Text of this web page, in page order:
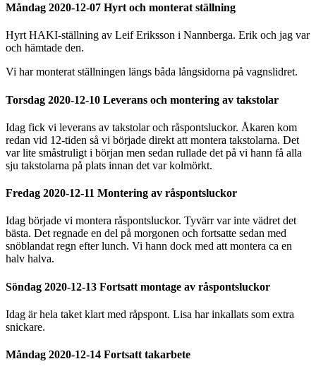
Måndag 2020-12-07 Hyrt och monterat ställning
Hyrt HAKI-ställning av Leif Eriksson i Nannberga. Erik och jag var
och hämtade den.
Vi har monterat ställningen längs båda långsidorna på vagnslidret.
Torsdag 2020-12-10 Leverans och montering av takstolar
Idag fick vi leverans av takstolar och råspontsluckor. Åkaren kom
redan vid 12-tiden så vi började direkt att montera takstolarna. Det
var lite småstruligt i början men sedan rullade det på vi hann få alla
sju takstolarna på plats innan det var kolmörkt.
Fredag 2020-12-11 Montering av råspontsluckor
Idag började vi montera råspontsluckor. Tyvärr var inte vädret det
bästa. Det regnade en del på morgonen och fortsatte sedan med
snöblandat regn efter lunch. Vi hann dock med att montera ca en
halv halva.
Söndag 2020-12-13 Fortsatt montage av råspontsluckor
Idag är hela taket klart med råpspont. Lisa har inkallats som extra
snickare.
Måndag 2020-12-14 Fortsatt takarbete